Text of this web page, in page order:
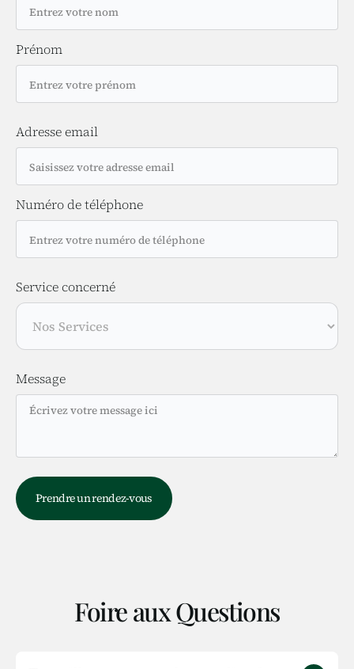
Prénom
Adresse email
Numéro de téléphone
Service concerné
Message
Foire aux Questions